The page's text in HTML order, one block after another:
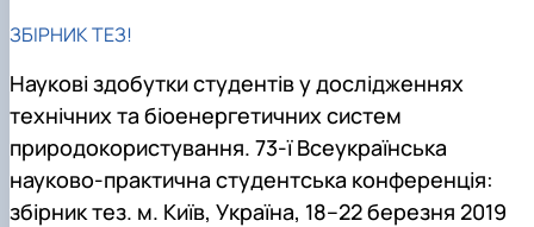
ЗБІРНИК ТЕЗ!
Наукові здобутки студентів у дослідженнях
технічних та біоенергетичних систем
природокористування. 73-ї Всеукраїнська
науково-практична студентська конференція:
збірник тез. м. Київ, Україна, 18–22 березня 2019